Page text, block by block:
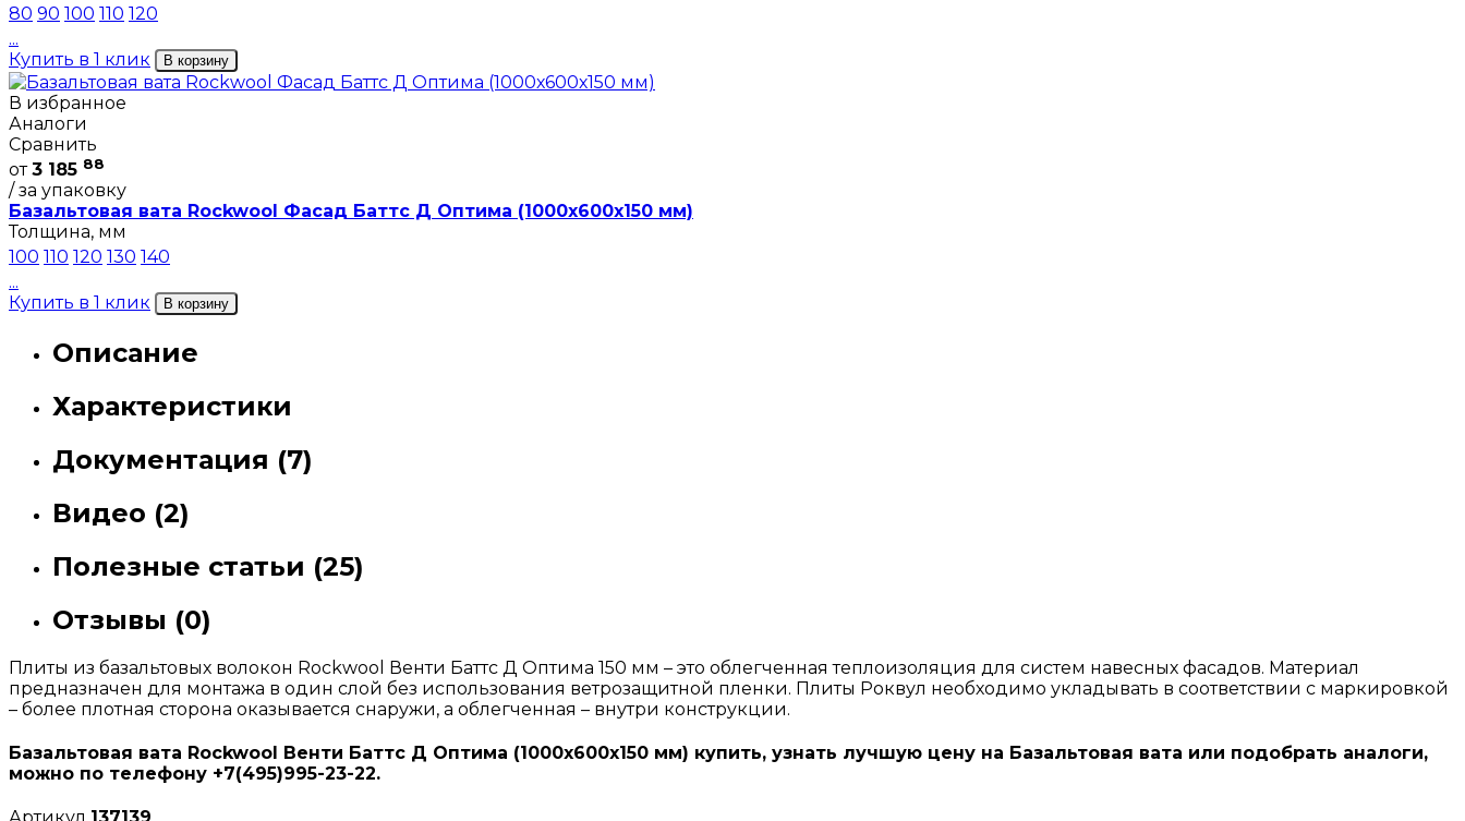
80 90 100 110 120
...
Купить в 1 клик
В корзину
В избранное
Аналоги
Сравнить
от3 185 88
/ за упаковку
Базальтовая вата Rockwool Фасад Баттс Д Оптима (1000х600х150 мм)
Толщина, мм
100 110 120 130 140
...
Купить в 1 клик
В корзину
Описание
Характеристики
Документация (7)
Видео (2)
Полезные статьи (25)
Отзывы (0)
Плиты из базальтовых волокон Rockwool Венти Баттс Д Оптима 150 мм – это облегченная теплоизоляция для систем навесных фасадов. Материал
предназначен для монтажа в один слой без использования ветрозащитной пленки. Плиты Роквул необходимо укладывать в соответствии с маркировкой
– более плотная сторона оказывается снаружи, а облегченная – внутри конструкции.
Базальтовая вата Rockwool Венти Баттс Д Оптима (1000х600х150 мм) купить, узнать лучшую цену на Базальтовая вата или подобрать аналоги,
можно по телефону +7(495)995-23-22.